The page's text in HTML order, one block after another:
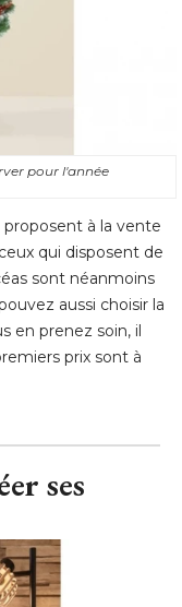
pour l'année
à la vente
qui disposent de
sont néanmoins
aussi choisir la
en prenez soin, il
prix sont à
ses